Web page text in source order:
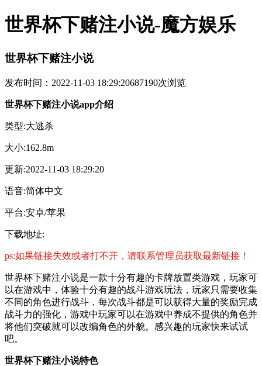
世界杯下赌注小说-魔方娱乐
世界杯下赌注小说
发布时间：2022-11-03 18:29:20687190次浏览
世界杯下赌注小说app介绍
类型:大逃杀
大小:162.8m
更新:2022-11-03 18:29:20
语音:简体中文
平台:安卓/苹果
下载地址:
ps:如果链接失效或者打不开，请联系管理员获取最新链接！
世界杯下赌注小说是一款十分有趣的卡牌放置类游戏，玩家可
以在游戏中，体验十分有趣的战斗游戏玩法，玩家只需要收集
不同的角色进行战斗，每次战斗都是可以获得大量的奖励完成
战斗力的强化，游戏中玩家可以在游戏中养成不提供的角色并
将他们突破就可以改编角色的外貌。感兴趣的玩家快来试试
吧。
世界杯下赌注小说特色